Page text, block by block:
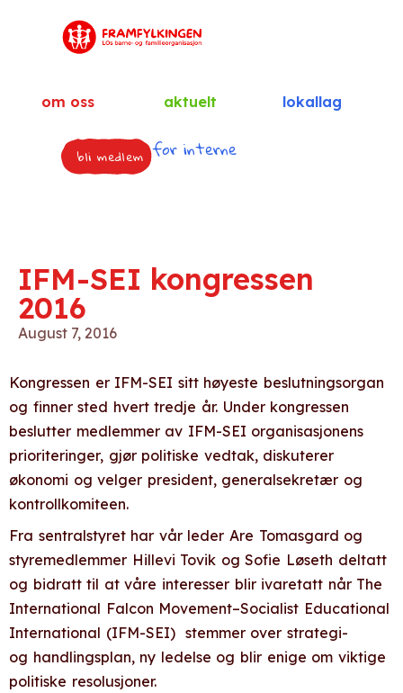
om oss aktuelt lokallag
bli medlem for interne
IFM-SEI kongressen
2016
August 7, 2016
Kongressen er IFM-SEI sitt høyeste beslutningsorgan
og finner sted hvert tredje år. Under kongressen
beslutter medlemmer av IFM-SEI organisasjonens
prioriteringer, gjør politiske vedtak, diskuterer
økonomi og velger president, generalsekretær og
kontrollkomiteen.
Fra sentralstyret har vår leder Are Tomasgard og
styremedlemmer Hillevi Tovik og Sofie Løseth deltatt
og bidratt til at våre interesser blir ivaretatt når The
International Falcon Movement–Socialist Educational
International (IFM-SEI) stemmer over strategi-
og handlingsplan, ny ledelse og blir enige om viktige
politiske resolusjoner.